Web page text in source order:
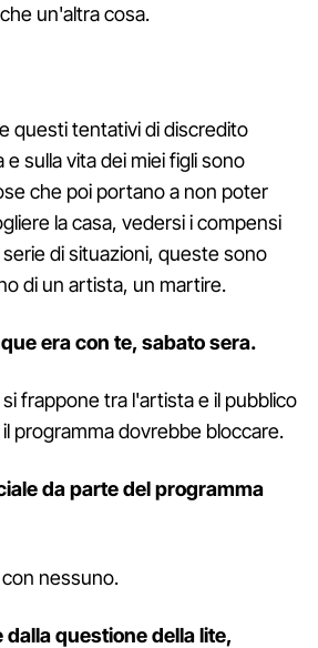
un'altra cosa.
questi tentativi di discredito
e sulla vita dei miei figli sono
che poi portano a non poter
la casa, vedersi i compensi
di situazioni, queste sono
di un artista, un martire.
era con te, sabato sera.
frappone tra l'artista e il pubblico
programma dovrebbe bloccare.
da parte del programma
nessuno.
questione della lite,